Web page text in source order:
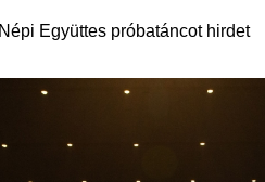
Együttes próbatáncot hirdet